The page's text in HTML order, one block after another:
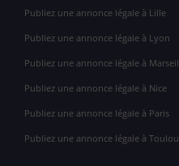
Publiez une annonce légale à Lille
Publiez une annonce légale à Lyon
Publiez une annonce légale à
Publiez une annonce légale à Nice
Publiez une annonce légale à Paris
Publiez une annonce légale à